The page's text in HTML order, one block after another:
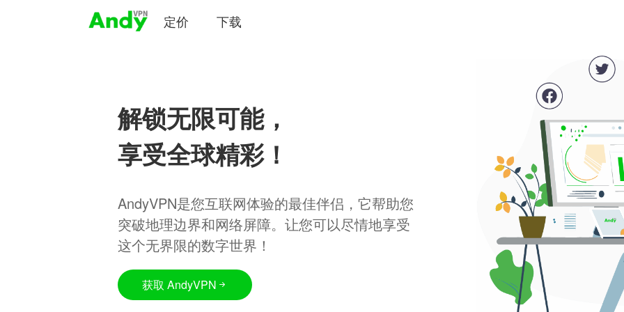
定价 下载
解锁无限可能，
享受全球精彩！
AndyVPN是您互联网体验的最佳伴侣，它帮助您
突破地理边界和网络屏障。让您可以尽情地享受
这个无界限的数字世界！
获取 AndyVPN